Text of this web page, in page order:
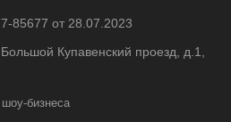
85677 от 28.07.2023
Купавенский проезд, д.1,
бизнеса